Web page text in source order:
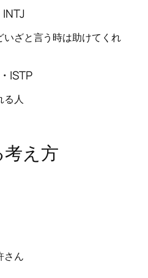
ざと言う時は助けてくれ
ISTP
る人
え方
さん